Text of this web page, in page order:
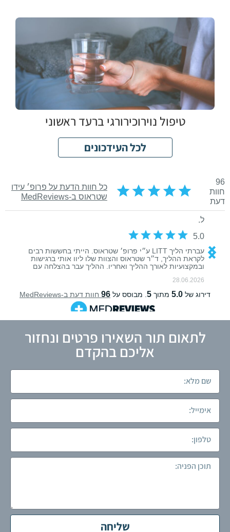
טיפול נוירוכירורגי ברעד ראשוני
לכל העידכונים
לתאום תור השאירו פרטים ונחזור
אליכם בהקדם
שליחה